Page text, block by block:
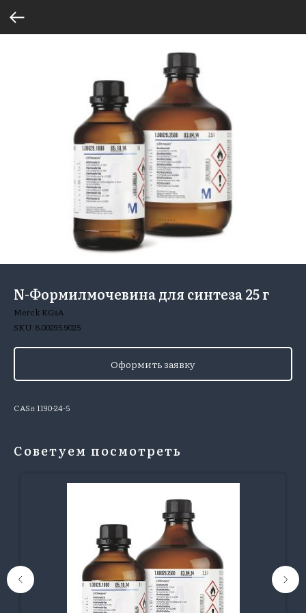
N-Формилмочевина для синтеза 25 г
Merck KGaA
SKU:8.00295.9025
Оформить заявку
CAS# 1190-24-5
Советуем посмотреть